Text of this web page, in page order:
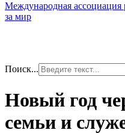
Международная ассоциация
за мир
Поиск...
Новый год
семьи и